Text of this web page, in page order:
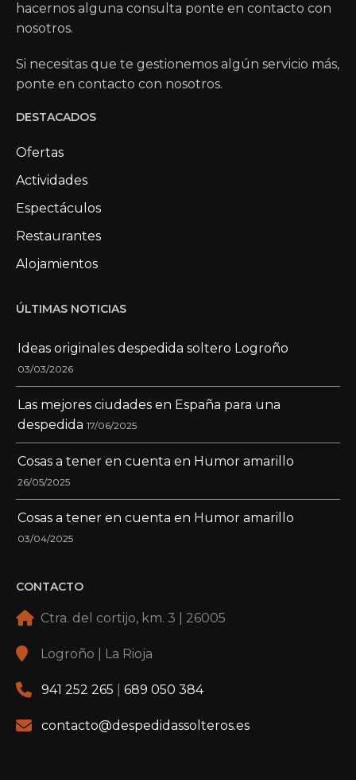
hacernos alguna consulta ponte en contacto con
nosotros.
Si necesitas que te gestionemos algún servicio más,
ponte en contacto con nosotros.
DESTACADOS
Ofertas
Actividades
Espectáculos
Restaurantes
Alojamientos
ÚLTIMAS NOTICIAS
Ideas originales despedida soltero Logroño
03/03/2026
Las mejores ciudades en España para una
despedida 17/06/2025
Cosas a tener en cuenta en Humor amarillo
26/05/2025
Cosas a tener en cuenta en Humor amarillo
03/04/2025
CONTACTO
Ctra. del cortijo, km. 3 | 26005
Logroño | La Rioja
941 252 265 689 050 384
contacto@despedidassolteros.es